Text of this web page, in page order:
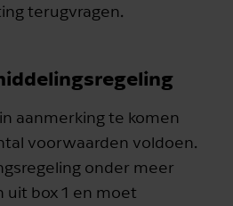
terugvragen.
aanmerking te komen
voorwaarden voldoen.
onder meer
uit box 1 en moet